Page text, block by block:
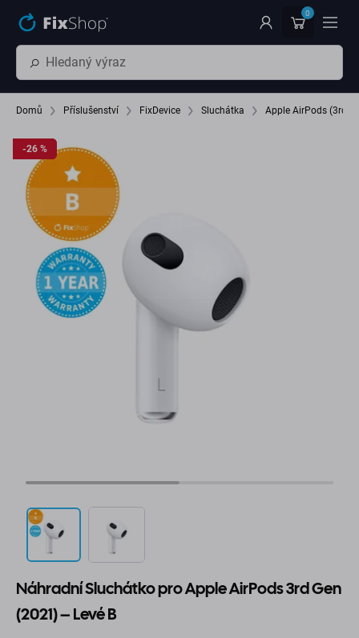
0
Domů Příslušenství FixDevice Sluchátka Apple AirPods (3rd
-26 %
-26 %
Náhradní Sluchátko pro Apple AirPods 3rd Gen
(2021) – Levé B